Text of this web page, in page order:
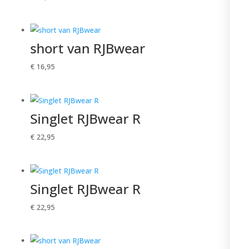
short van RJBwear
€16,95
Singlet RJBwear R
€22,95
Singlet RJBwear R
€22,95